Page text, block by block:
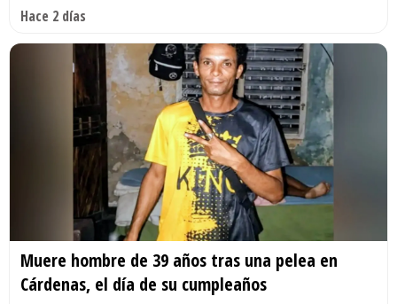
Hace 2 días
Muere hombre de 39 años tras una pelea en
Cárdenas, el día de su cumpleaños